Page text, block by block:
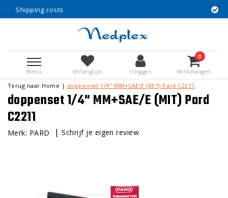
30 years
Menu Verlanglijst Inloggen
0
Winkelwagen
Terug naar Home | doppenset 1/4" MM+SAE/E (MIT) Pard C2211
doppenset 1/4" MM+SAE/E (MIT) Pard
C2211
Merk: PARD |Schrijf je eigen review